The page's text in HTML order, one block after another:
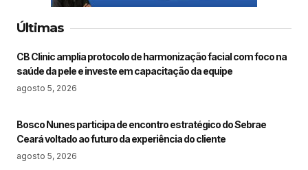
Últimas
CB Clinic amplia protocolo de harmonização facial com foco na
saúde da pele e investe em capacitação da equipe
agosto 5, 2026
Bosco Nunes participa de encontro estratégico do Sebrae
Ceará voltado ao futuro da experiência do cliente
agosto 5, 2026